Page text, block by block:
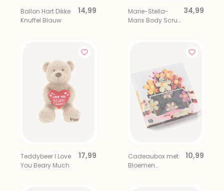
Ballon Hart Dikke
Knuffel Blauw
14,99
Marie-Stella-
Maris Body Scrub
34,99
Teddybeer I Love
You Beary Much
17,99
Cadeaubox met
Bloemen
10,99